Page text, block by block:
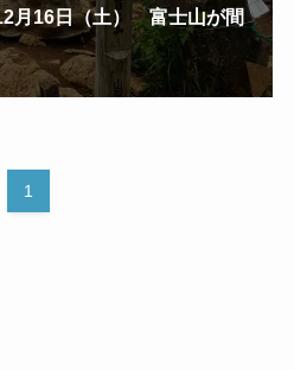
月16日（土） 富士山が間
1